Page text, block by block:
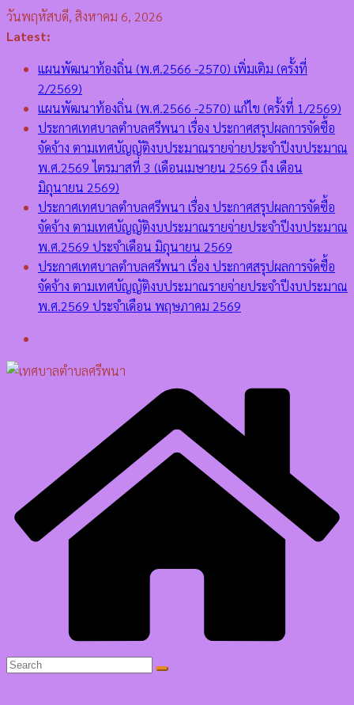
Skip
to
วันพฤหัสบดี, สิงหาคม 6, 2026
Latest:
แผนพัฒนาท้องถิ่น (พ.ศ.2566 -2570) เพิ่มเติม (ครั้งที่
2/2569)
แผนพัฒนาท้องถิ่น (พ.ศ.2566 -2570) แก้ไข (ครั้งที่ 1/2569)
ประกาศเทศบาลตำบลศรีพนา เรื่อง ประกาศสรุปผลการจัดซื้อ
จัดจ้าง ตามเทศบัญญัติงบประมาณรายจ่ายประจำปีงบประมาณ
พ.ศ.2569 ไตรมาสที่ 3 (เดือนเมษายน 2569 ถึง เดือน
มิถุนายน 2569)
ประกาศเทศบาลตำบลศรีพนา เรื่อง ประกาศสรุปผลการจัดซื้อ
จัดจ้าง ตามเทศบัญญัติงบประมาณรายจ่ายประจำปีงบประมาณ
พ.ศ.2569 ประจำเดือน มิถุนายน 2569
ประกาศเทศบาลตำบลศรีพนา เรื่อง ประกาศสรุปผลการจัดซื้อ
จัดจ้าง ตามเทศบัญญัติงบประมาณรายจ่ายประจำปีงบประมาณ
พ.ศ.2569 ประจำเดือน พฤษภาคม 2569